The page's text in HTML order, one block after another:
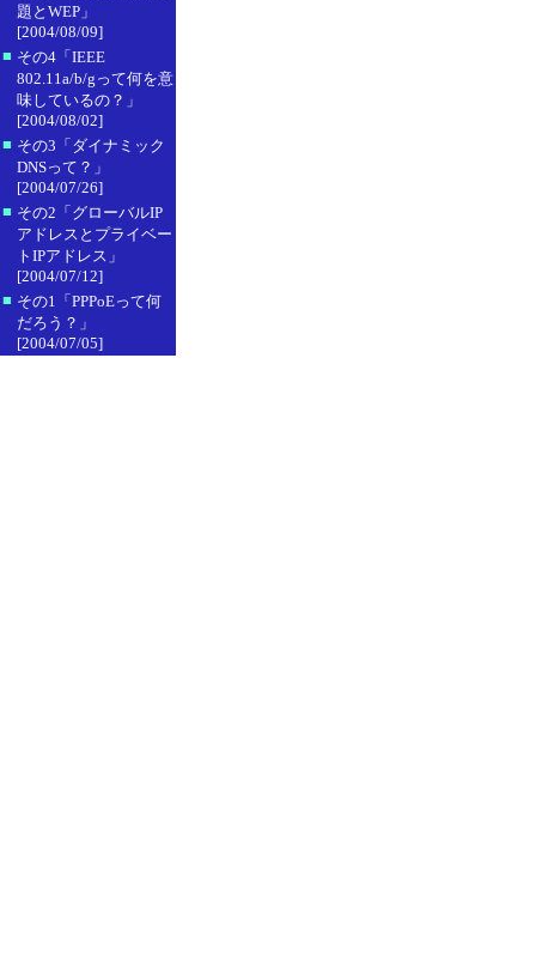
題とWEP」
[2004/08/09]
■ その4「IEEE
802.11a/b/gって何を意
味しているの？」
[2004/08/02]
■ その3「ダイナミック
DNSって？」
[2004/07/26]
■ その2「グローバルIP
アドレスとプライベー
トIPアドレス」
[2004/07/12]
■ その1「PPPoEって何
だろう？」
[2004/07/05]